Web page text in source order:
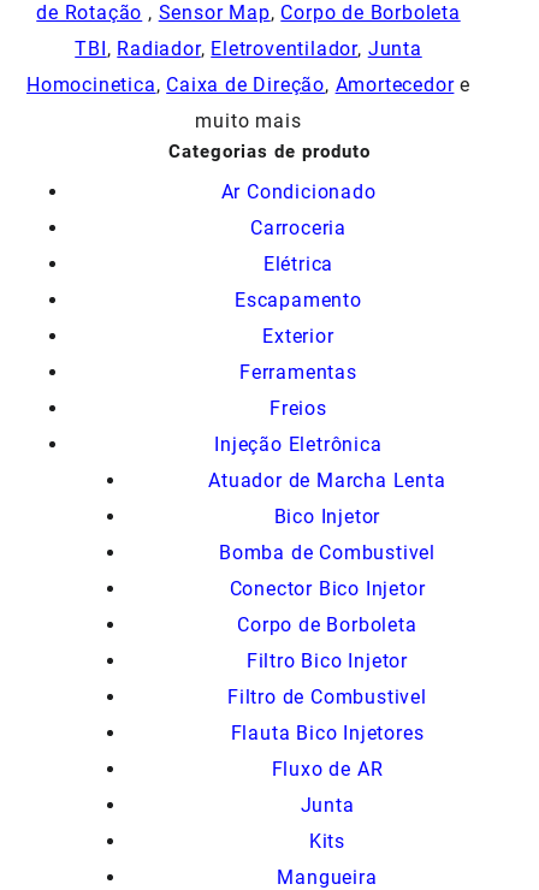
de Rotação , Sensor Map, Corpo de Borboleta
TBI , Radiador, Eletroventilador, Junta
Homocinetica, Caixa de Direção, Amortecedore
muito mais
Categorias de produto
Ar Condicionado
Carroceria
Elétrica
Escapamento
Exterior
Ferramentas
Freios
Injeção Eletrônica
Atuador de Marcha Lenta
Bico Injetor
Bomba de Combustivel
Conector Bico Injetor
Corpo de Borboleta
Filtro Bico Injetor
Filtro de Combustivel
Flauta Bico Injetores
Fluxo de AR
Junta
Kits
Mangueira